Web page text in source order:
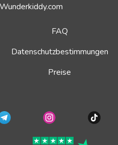
FAQ
Datenschutzbestimmungen
Preise